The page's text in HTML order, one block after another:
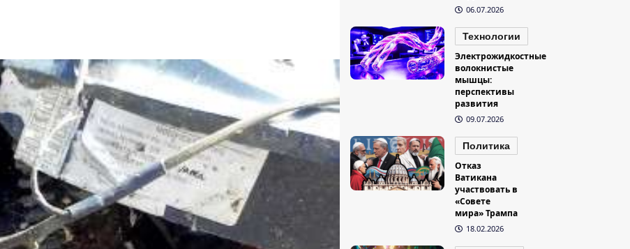
06.07.2026
Технологии
Электрожидкостные
волокнистые
мышцы:
перспективы
развития
09.07.2026
Политика
Отказ
Ватикана
участвовать в
«Совете
мира» Трампа
18.02.2026